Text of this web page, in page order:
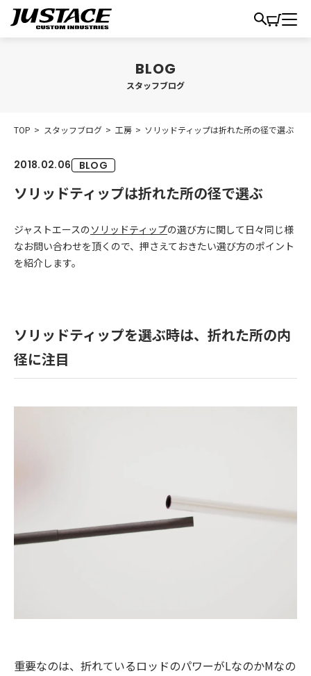
スタッフブログ
TOP > スタッフブログ > 工房 > ソリッドティップは折れた所の径で選ぶ
2018.02.06 BLOG
ソリッドティップは折れた所の径で選ぶ
ジャストエースのソリッドティップの選び方に関して日々同じ様
なお問い合わせを頂くので、押さえておきたい選び方のポイント
を紹介します。
ソリッドティップを選ぶ時は、折れた所の内
径に注目
重要なのは、折れているロッドのパワーがLなのかMなの